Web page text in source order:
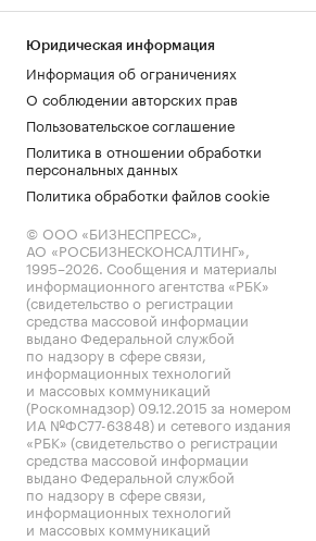
Юридическая информация
Информация об ограничениях
О соблюдении авторских прав
Пользовательское соглашение
Политика в отношении обработки
персональных данных
Политика обработки файлов cookie
© ООО «БИЗНЕСПРЕСС»,
АО «РОСБИЗНЕСКОНСАЛТИНГ»,
1995–2026. Сообщения и материалы
информационного агентства «РБК»
(свидетельство о регистрации
средства массовой информации
выдано Федеральной службой
по надзору в сфере связи,
информационных технологий
и массовых коммуникаций
(Роскомнадзор) 09.12.2015 за номером
ИА №ФС77-63848) и сетевого издания
«РБК» (свидетельство о регистрации
средства массовой информации
выдано Федеральной службой
по надзору в сфере связи,
информационных технологий
и массовых коммуникаций